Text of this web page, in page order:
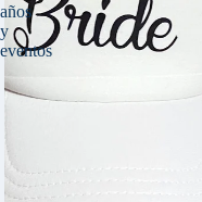
años
y
eventos